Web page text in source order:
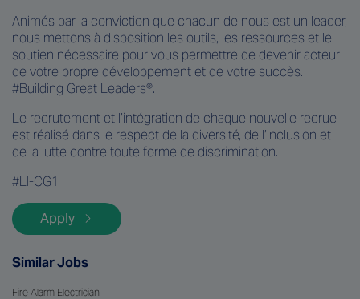
Animés par la conviction que chacun de nous est un leader,
nous mettons à disposition les outils, les ressources et le
soutien nécessaire pour vous permettre de devenir acteur
de votre propre développement et de votre succès.
#Building Great Leaders®.
Le recrutement et l’intégration de chaque nouvelle recrue
est réalisé dans le respect de la diversité, de l’inclusion et
de la lutte contre toute forme de discrimination.
#LI-CG1
Apply
Similar Jobs
Fire Alarm Electrician